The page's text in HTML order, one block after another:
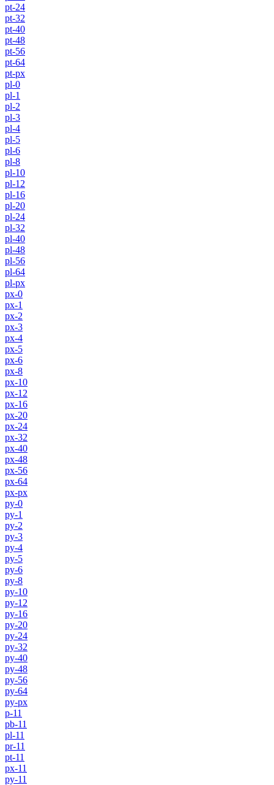
pt-24
pt-32
pt-40
pt-48
pt-56
pt-64
pt-px
pl-0
pl-1
pl-2
pl-3
pl-4
pl-5
pl-6
pl-8
pl-10
pl-12
pl-16
pl-20
pl-24
pl-32
pl-40
pl-48
pl-56
pl-64
pl-px
px-0
px-1
px-2
px-3
px-4
px-5
px-6
px-8
px-10
px-12
px-16
px-20
px-24
px-32
px-40
px-48
px-56
px-64
px-px
py-0
py-1
py-2
py-3
py-4
py-5
py-6
py-8
py-10
py-12
py-16
py-20
py-24
py-32
py-40
py-48
py-56
py-64
py-px
p-11
pb-11
pl-11
pr-11
pt-11
px-11
py-11